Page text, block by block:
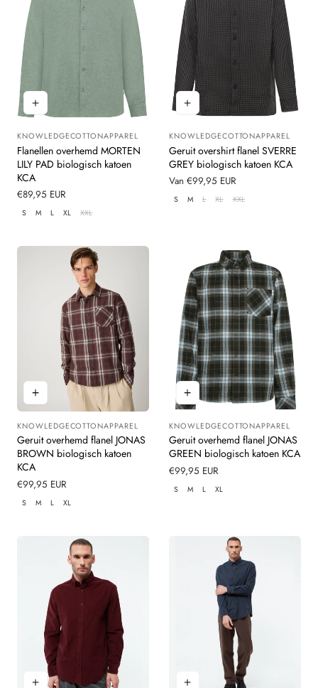
Leverancier:
KNOWLEDGECOTTONAPPAREL
Flanellen overhemd MORTEN
LILY PAD biologisch katoen
KCA
Normale
prijs
€89,95 EUR
S M L XL XXL
Leverancier:
KNOWLEDGECOTTONAPPAREL
Geruit overshirt flanel SVERRE
GREY biologisch katoen KCA
Normale
prijs
Van €99,95 EUR
S M L XL XXL
Leverancier:
KNOWLEDGECOTTONAPPAREL
Geruit overhemd flanel JONAS
BROWN biologisch katoen
KCA
Normale
prijs
€99,95 EUR
S M L XL
Leverancier:
KNOWLEDGECOTTONAPPAREL
Geruit overhemd flanel JONAS
GREEN biologisch katoen KCA
Normale
prijs
€99,95 EUR
S M L XL